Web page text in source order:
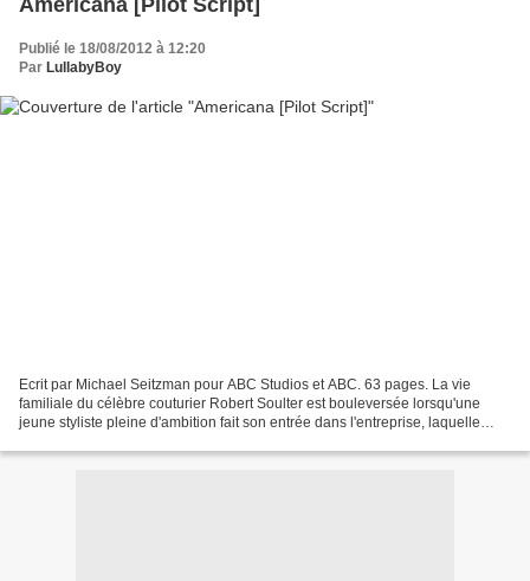
Americana [Pilot Script]
Publié le 18/08/2012 à 12:20
Par LullabyBoy
Ecrit par Michael Seitzman pour ABC Studios et ABC. 63 pages. La vie
familiale du célèbre couturier Robert Soulter est bouleversée lorsqu'une
jeune styliste pleine d'ambition fait son entrée dans l'entreprise, laquelle